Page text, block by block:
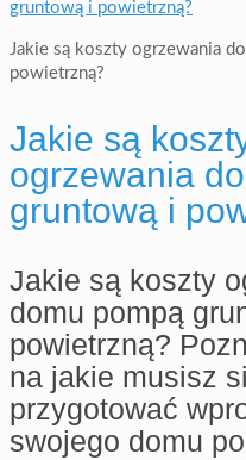
Jakie są koszty ogrzewania
powietrzną?
Jakie są
ogrzewania
gruntową i
Jakie są koszty
domu pompą
powietrzną?
na jakie musisz
przygotować
swojego domu